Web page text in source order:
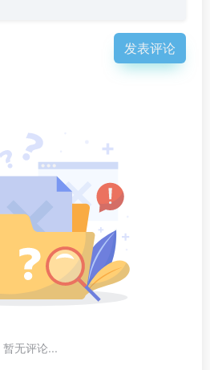
发表评论
暂无评论...